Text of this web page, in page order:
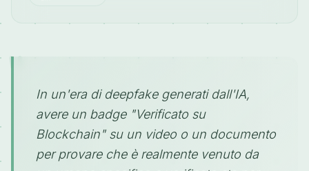
"
In un'era di deepfake generati dall'IA,
avere un badge "Verificato su
Blockchain" su un video o un documento
per provare che è realmente venuto da